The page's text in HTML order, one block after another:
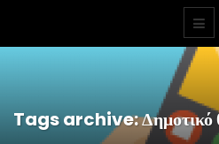
Tags archive: Δημοτικό